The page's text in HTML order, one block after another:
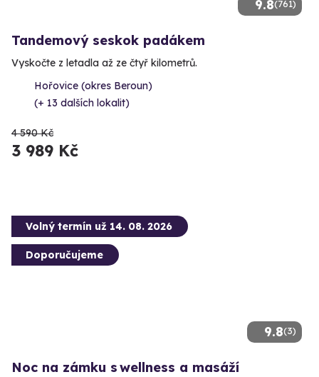
9.8(761)
Tandemový seskok padákem
Vyskočte z letadla až ze čtyř kilometrů.
Hořovice (okres Beroun)
(+ 13 dalších lokalit)
4 590 Kč
3 989 Kč
9.8(3)
Volný termín už 14. 08. 2026
Doporučujeme
Noc na zámku s wellness a masáží